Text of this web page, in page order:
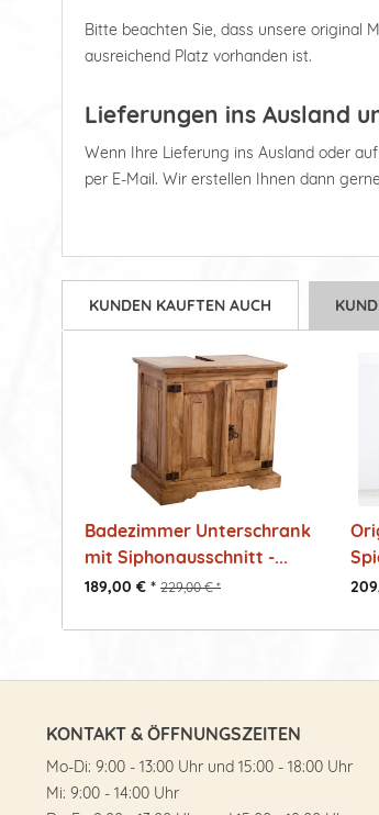
Bitte beachten Sie, dass unsere original
ausreichend Platz vorhanden ist.
Lieferungen ins Ausland
Wenn Ihre Lieferung ins Ausland oder
per E-Mail. Wir erstellen Ihnen dann
KUNDEN KAUFTEN AUCH
Badezimmer Unterschrank
mit Siphonausschnitt -...
189,00 € * 229,00 € *
KONTAKT & ÖFFNUNGSZEITEN
Mo-Di: 9:00 - 13:00 Uhr und 15:00 - 18:00 Uhr
Mi: 9:00 - 14:00 Uhr